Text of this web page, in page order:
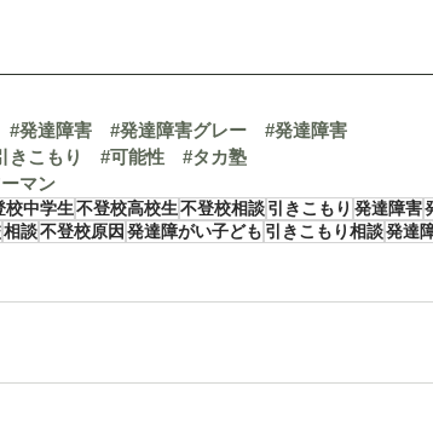
#発達障害 #発達障害グレー
#発達障害
きこもり #可能性
#タカ塾
マン
校中学生不登校高校生不登校相談引きこもり 発達障害
相談不登校原因 発達障がい子ども 引きこもり相談発達